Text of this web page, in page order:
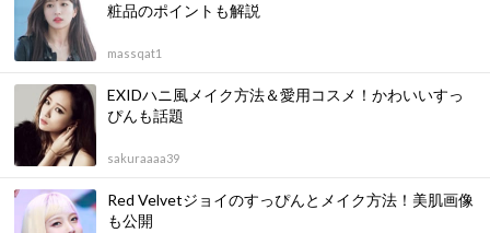
粧品のポイントも解説
massqat1
EXIDハニ風メイク方法＆愛用コスメ！かわいいすっ
ぴんも話題
sakuraaaa39
Red Velvetジョイのすっぴんとメイク方法！美肌画像
も公開